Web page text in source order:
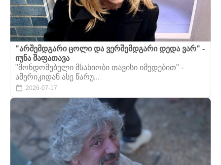
"არშემდგარი ცოლი და ვერშემდგარი დედა ვარ" -
იუნა შაფათავა
"მონდომებული მსახიობი თავისი იმედებით" -
ამერიკიდან ასე წარუ...
2026-07-17